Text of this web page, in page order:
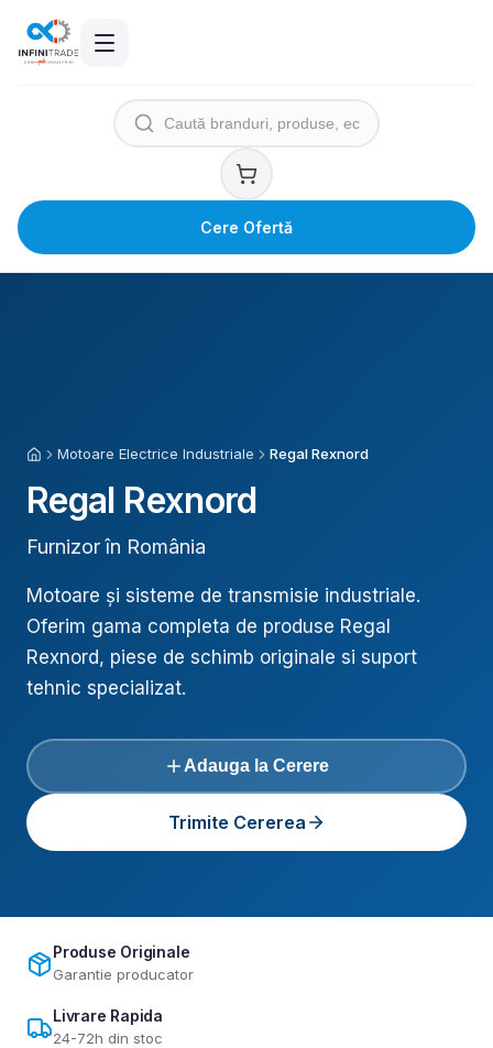
Cere Ofertă
AcasăMotoare Electrice Industriale Regal Rexnord
Regal Rexnord
Furnizor în România
Motoare și sisteme de transmisie industriale.
Oferim gama completa de produse Regal
Rexnord, piese de schimb originale si suport
tehnic specializat.
Adauga la Cerere
Trimite Cererea
Produse Originale
Garantie producator
Livrare Rapida
24-72h din stoc